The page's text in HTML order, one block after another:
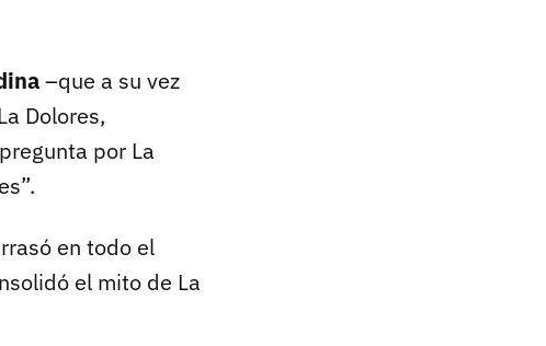
–que a su vez
Dolores,
pregunta por La
en todo el
el mito de La